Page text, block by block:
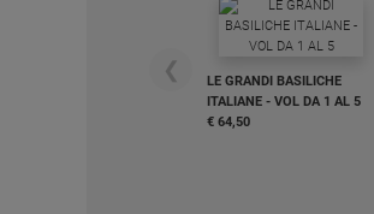
❮
LE GRANDI BASILICHE
ITALIANE - VOL DA 1 AL 5
€ 64,50